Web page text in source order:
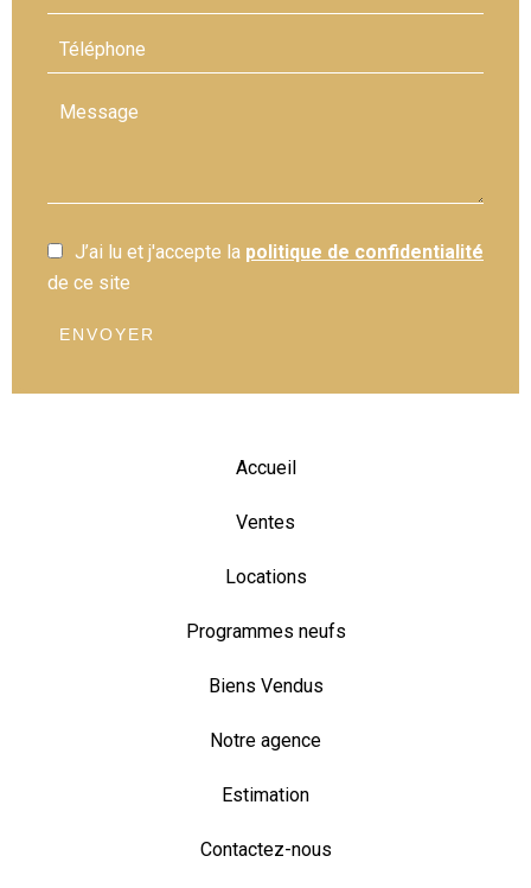
J’ai lu et j'accepte la politique de confidentialité
de ce site
ENVOYER
Accueil
Ventes
Locations
Programmes neufs
Biens Vendus
Notre agence
Estimation
Contactez-nous